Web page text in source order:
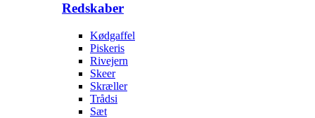
Redskaber
Kødgaffel
Piskeris
Rivejern
Skeer
Skræller
Trådsi
Sæt